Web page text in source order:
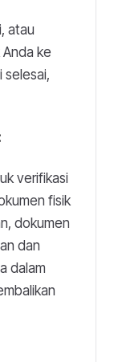
atau
ke
selesai,
verifikasi
fisik
dokumen
dan
dalam